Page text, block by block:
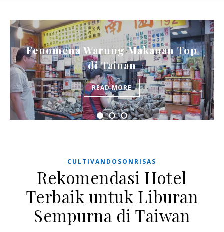
Fenomena Warung Makanan Top
di Tainan
READ MORE
CULTIVANDOSONRISAS
Rekomendasi Hotel
Terbaik untuk Liburan
Sempurna di Taiwan